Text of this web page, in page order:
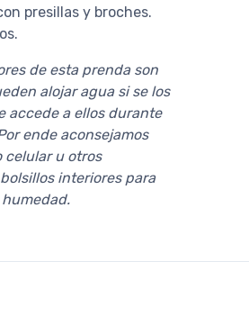
presillas y broches.
de esta prenda son
alojar agua si se los
accede a ellos durante
ende aconsejamos
celular u otros
interiores para